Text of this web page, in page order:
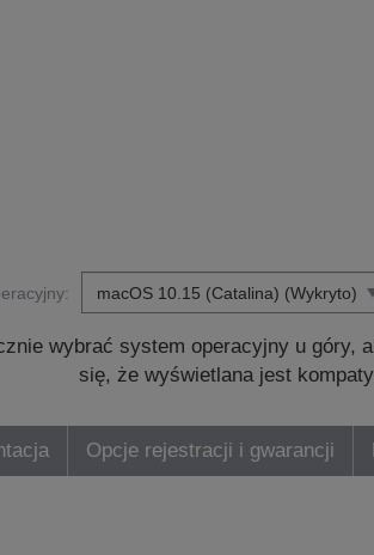
wybrać system operacyjny u góry,
się, że wyświetlana jest
Opcje rejestracji i gwarancji